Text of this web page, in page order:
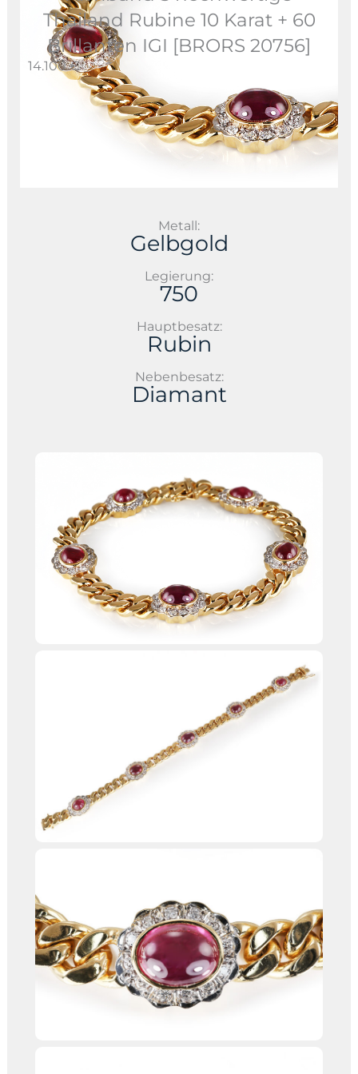
Thailand Rubine 10 Karat + 60
Brillanten IGI [BRORS 20756]
14.100 €
Metall:
Gelbgold
Legierung:
750
Hauptbesatz:
Rubin
Nebenbesatz:
Diamant